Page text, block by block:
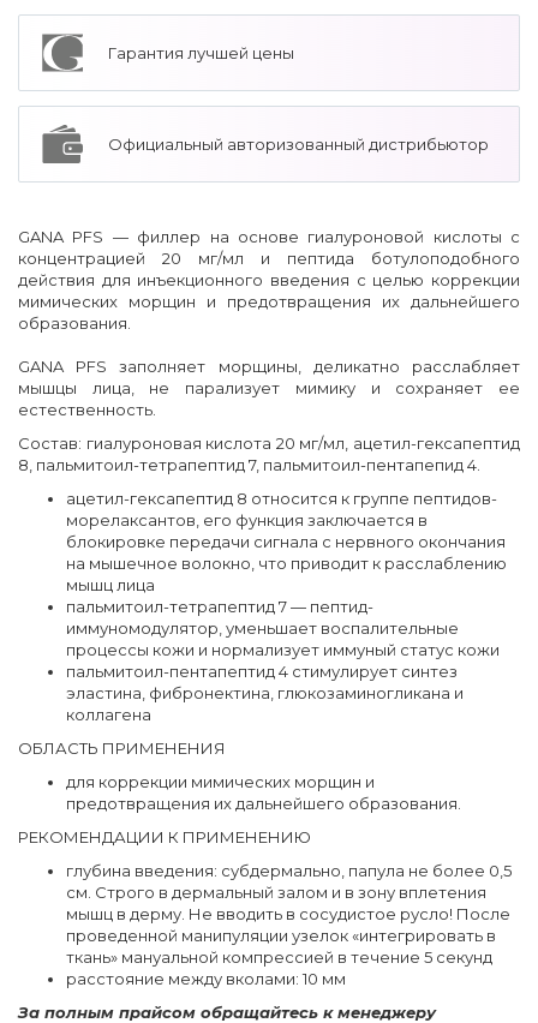
Гарантия лучшей цены
Официальный авторизованный дистрибьютор
GANA PFS — филлер на основе гиалуроновой кислоты с
концентрацией 20 мг/мл и пептида ботулоподобного
действия для инъекционного введения с целью коррекции
мимических морщин и предотвращения их дальнейшего
образования.
GANA PFS заполняет морщины, деликатно расслабляет
мышцы лица, не парализует мимику и сохраняет ее
естественность.
Состав: гиалуроновая кислота 20 мг/мл, ацетил-гексапептид
8, пальмитоил-тетрапептид 7, пальмитоил-пентапепид 4.
ацетил-гексапептид 8 относится к группе пептидов-
морелаксантов, его функция заключается в
блокировке передачи сигнала с нервного окончания
на мышечное волокно, что приводит к расслаблению
мышц лица
пальмитоил-тетрапептид 7 — пептид-
иммуномодулятор, уменьшает воспалительные
процессы кожи и нормализует иммуный статус кожи
пальмитоил-пентапептид 4 стимулирует синтез
эластина, фибронектина, глюкозаминогликана и
коллагена
ОБЛАСТЬ ПРИМЕНЕНИЯ
для коррекции мимических морщин и
предотвращения их дальнейшего образования.
РЕКОМЕНДАЦИИ К ПРИМЕНЕНИЮ
глубина введения: субдермально, папула не более 0,5
см. Строго в дермальный залом и в зону вплетения
мышц в дерму. Не вводить в сосудистое русло! После
проведенной манипуляции узелок «интегрировать в
ткань» мануальной компрессией в течение 5 секунд
расстояние между вколами: 10 мм
За полным прайсом обращайтесь к менеджеру